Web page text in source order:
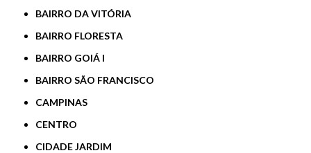
BAIRRO DA VITÓRIA
BAIRRO FLORESTA
BAIRRO GOIÁ I
BAIRRO SÃO FRANCISCO
CAMPINAS
CENTRO
CIDADE JARDIM